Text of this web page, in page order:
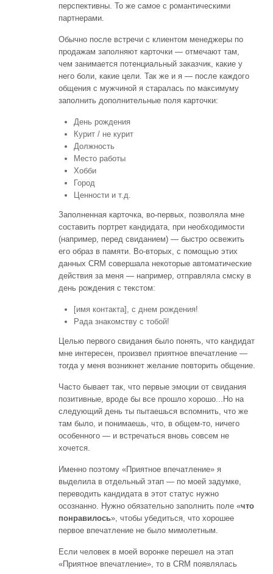
перспективны. То же самое с романтическими
партнерами.
Обычно после встречи с клиентом менеджеры по
продажам заполняют карточки — отмечают там,
чем занимается потенциальный заказчик, какие у
него боли, какие цели. Так же и я — после каждого
общения с мужчиной я старалась по максимуму
заполнить дополнительные поля карточки:
День рождения
Курит / не курит
Должность
Место работы
Хобби
Город
Ценности и т.д.
Заполненная карточка, во-первых, позволяла мне
составить портрет кандидата, при необходимости
(например, перед свиданием) — быстро освежить
его образ в памяти. Во-вторых, с помощью этих
данных CRM совершала некоторые автоматические
действия за меня — например, отправляла смску в
день рождения с текстом:
[имя контакта], с днем рождения!
Рада знакомству с тобой!
Целью первого свидания было понять, что кандидат
мне интересен, произвел приятное впечатление —
тогда у меня возникнет желание повторить общение.
Часто бывает так, что первые эмоции от свидания
позитивные, вроде бы все прошло хорошо...Но на
следующий день ты пытаешься вспомнить, что же
там было, и понимаешь, что, в общем-то, ничего
особенного — и встречаться вновь совсем не
хочется.
Именно поэтому «Приятное впечатление» я
выделила в отдельный этап — по моей задумке,
переводить кандидата в этот статус нужно
осознанно. Нужно обязательно заполнить поле «что
понравилось», чтобы убедиться, что хорошее
первое впечатление не было мимолетным.
Если человек в моей воронке перешел на этап
«Приятное впечатление», то в CRM появлялась